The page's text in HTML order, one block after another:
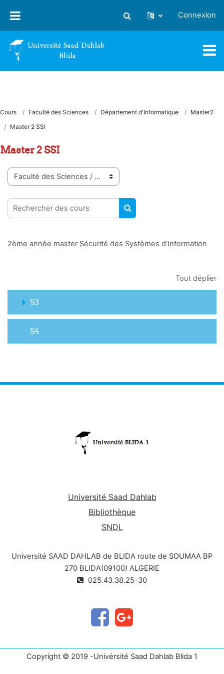
Activer/désactiver la saisie
Connexion
Cours Faculté des Sciences Département d'Informatique
Master2
Master 2 SSI
Master 2 SSI
Catégories de cours
Rechercher des cours
RECHERCHER DES
2ème année master Sécurité des Systèmes d'Information
Tout déplier
S3
S4
Université Saad Dahlab
Bibliothèque
SNDL
Université SAAD DAHLAB de BLIDA route de SOUMAA BP
270 BLIDA(09100) ALGERIE
025.43.38.25-30
Copyright © 2019 -Univérsité Saad Dahlab Blida 1